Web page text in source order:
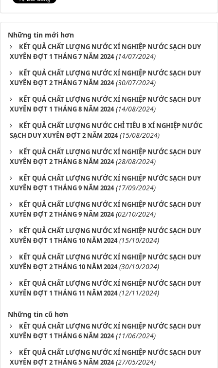
Những tin mới hơn
KẾT QUẢ CHẤT LƯỢNG NƯỚC XÍ NGHIỆP NƯỚC SẠCH DUY
XUYÊN ĐỢT 1 THÁNG 7 NĂM 2024 (14/07/2024)
KẾT QUẢ CHẤT LƯỢNG NƯỚC XÍ NGHIỆP NƯỚC SẠCH DUY
XUYÊN ĐỢT 2 THÁNG 7 NĂM 2024 (30/07/2024)
KẾT QUẢ CHẤT LƯỢNG NƯỚC XÍ NGHIỆP NƯỚC SẠCH DUY
XUYÊN ĐỢT 1 THÁNG 8 NĂM 2024 (14/08/2024)
KẾT QUẢ CHẤT LƯỢNG NƯỚC CHỈ TIÊU B XÍ NGHIỆP NƯỚC
SẠCH DUY XUYÊN ĐỢT 2 NĂM 2024 (15/08/2024)
KẾT QUẢ CHẤT LƯỢNG NƯỚC XÍ NGHIỆP NƯỚC SẠCH DUY
XUYÊN ĐỢT 2 THÁNG 8 NĂM 2024 (28/08/2024)
KẾT QUẢ CHẤT LƯỢNG NƯỚC XÍ NGHIỆP NƯỚC SẠCH DUY
XUYÊN ĐỢT 1 THÁNG 9 NĂM 2024 (17/09/2024)
KẾT QUẢ CHẤT LƯỢNG NƯỚC XÍ NGHIỆP NƯỚC SẠCH DUY
XUYÊN ĐỢT 2 THÁNG 9 NĂM 2024 (02/10/2024)
KẾT QUẢ CHẤT LƯỢNG NƯỚC XÍ NGHIỆP NƯỚC SẠCH DUY
XUYÊN ĐỢT 1 THÁNG 10 NĂM 2024 (15/10/2024)
KẾT QUẢ CHẤT LƯỢNG NƯỚC XÍ NGHIỆP NƯỚC SẠCH DUY
XUYÊN ĐỢT 2 THÁNG 10 NĂM 2024 (30/10/2024)
KẾT QUẢ CHẤT LƯỢNG NƯỚC XÍ NGHIỆP NƯỚC SẠCH DUY
XUYÊN ĐỢT 1 THÁNG 11 NĂM 2024 (12/11/2024)
Những tin cũ hơn
KẾT QUẢ CHẤT LƯỢNG NƯỚC XÍ NGHIỆP NƯỚC SẠCH DUY
XUYÊN ĐỢT 1 THÁNG 6 NĂM 2024 (11/06/2024)
KẾT QUẢ CHẤT LƯỢNG NƯỚC XÍ NGHIỆP NƯỚC SẠCH DUY
XUYÊN ĐỢT 2 THÁNG 5 NĂM 2024 (27/05/2024)